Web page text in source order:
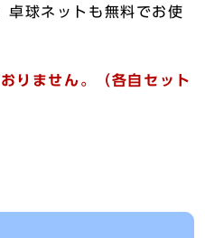
球ネットも無料でお使
りません。（各自セット